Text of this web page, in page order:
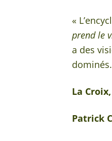
«
prend le
a des
La
Patrick